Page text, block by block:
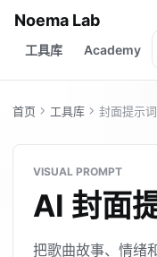
Noema Lab
工具库 Academy
首页 chevron_right 工具库 chevron_right 封面提示词
VISUAL PROMPT
AI 封面
把歌曲故事、情绪